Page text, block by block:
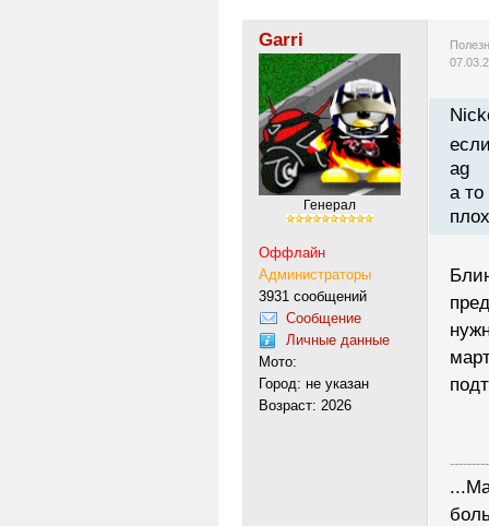
Garri
Генерал
Оффлайн
Администраторы
3931 сообщений
Сообщение
Личные данные
Мото:
Город: не указан
Возраст: 2026
ag
а то